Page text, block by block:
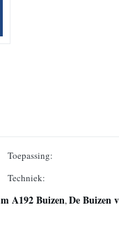
Toepassing:
Techniek:
A192 Buizen,De Buizen